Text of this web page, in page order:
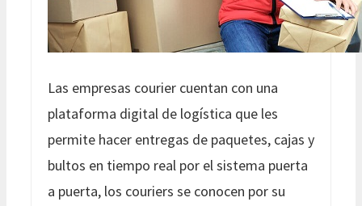
Las empresas courier cuentan con una
plataforma digital de logística que les
permite hacer entregas de paquetes, cajas y
bultos en tiempo real por el sistema puerta
a puerta, los couriers se conocen por su